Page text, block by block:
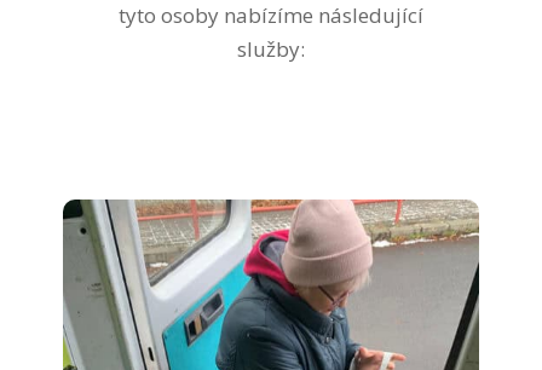
tyto osoby nabízíme následující
služby: